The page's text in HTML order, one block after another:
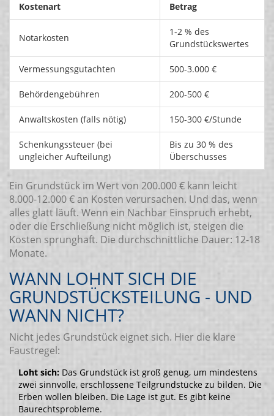
Kostenart
Betrag
Notarkosten
1-2 % des
Grundstückswertes
Vermessungsgutachten 500-3.000 €
Behördengebühren 200-500 €
Anwaltskosten (falls nötig) 150-300 €/Stunde
Schenkungssteuer (bei
ungleicher Aufteilung)
Bis zu 30 % des
Überschusses
Ein Grundstück im Wert von 200.000 € kann leicht
8.000-12.000 € an Kosten verursachen. Und das, wenn
alles glatt läuft. Wenn ein Nachbar Einspruch erhebt,
oder die Erschließung nicht möglich ist, steigen die
Kosten sprunghaft. Die durchschnittliche Dauer: 12-18
Monate.
WANN LOHNT SICH DIE
GRUNDSTÜCKSTEILUNG - UND
WANN NICHT?
Nicht jedes Grundstück eignet sich. Hier die klare
Faustregel:
Loht sich: Das Grundstück ist groß genug, um mindestens
zwei sinnvolle, erschlossene Teilgrundstücke zu bilden. Die
Erben wollen bleiben. Die Lage ist gut. Es gibt keine
Baurechtsprobleme.